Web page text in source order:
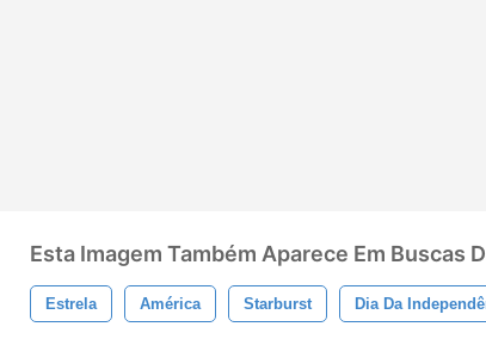
Esta Imagem Também Aparece Em Buscas
Estrela América Starburst Dia Da